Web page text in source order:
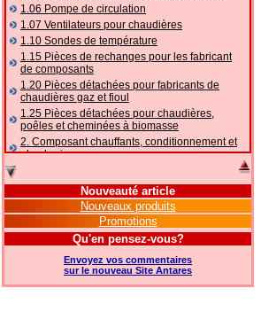
1.06 Pompe de circulation
1.07 Ventilateurs pour chaudières
1.10 Sondes de température
1.15 Pièces de rechanges pour les fabricant
de composants
1.20 Pièces détachées pour fabricants de
chaudières gaz et fioul
1.25 Pièces détachées pour chaudières,
poêles et cheminées à biomasse
2. Composant chauffants, conditionnement et
plomberie
accessoires et complémentaires
2.05 POMPES À CHALEUR : vannes et
accessoires
2.10 Thermorégulation des systèmes
2.15 Conditionnement: vannes et composants
accessoires et complémentaires
2.16 Gaz: composants de tuyauterie,
accessoires et complémentaires
Nouveauté article
Nouveaux produits
Promotions
Qu'en pensez-vous?
Envoyez vos commentaires
sur le nouveau Site Antares